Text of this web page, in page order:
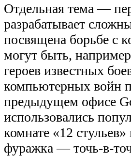
Отдельная тема —
разрабатывает
посвящена борьбе с
могут быть,
героев известных
компьютерных войн
предыдущем офисе
использовались
комнате «12
фуражка — точь-в-